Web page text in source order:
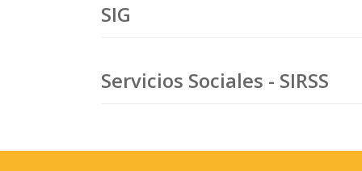
SIG
Servicios Sociales - SIRSS